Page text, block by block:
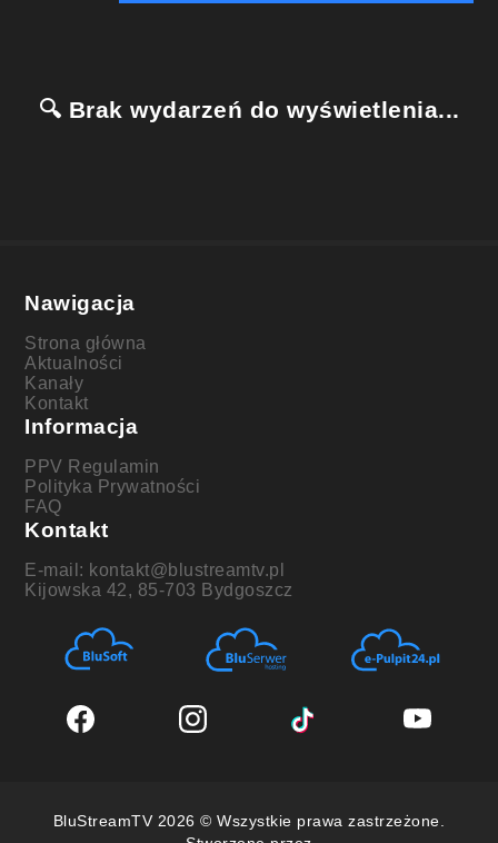
🔍 Brak wydarzeń do wyświetlenia...
Nawigacja
Strona główna
Aktualności
Kanały
Kontakt
Informacja
PPV Regulamin
Polityka Prywatności
FAQ
Kontakt
E-mail: kontakt@blustreamtv.pl
Kijowska 42, 85-703 Bydgoszcz
BluStreamTV 2026 © Wszystkie prawa zastrzeżone.